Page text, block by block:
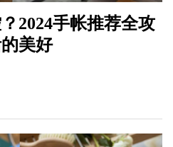
2024手帐推荐全攻
美好